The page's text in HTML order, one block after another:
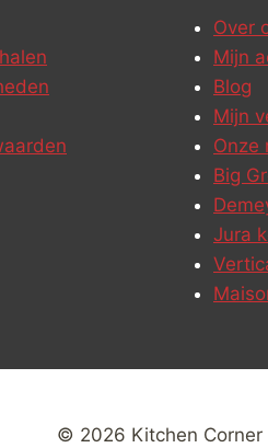
Over
Mijn
Blog
Mijn
Onze
Big
Jura
© 2026 Kitchen Corner